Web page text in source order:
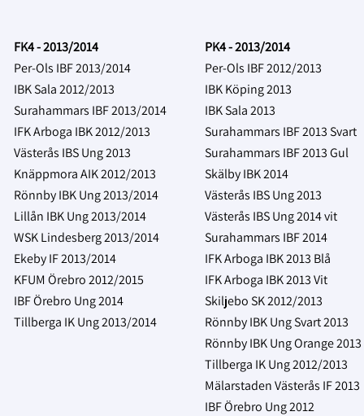
FK4 - 2013/2014
PK4 - 2013/2014
Per-Ols IBF 2013/2014
Per-Ols IBF 2012/2013
IBK Sala 2012/2013
IBK Köping 2013
Surahammars IBF 2013/2014
IBK Sala 2013
IFK Arboga IBK 2012/2013
Surahammars IBF 2013 Svart
Västerås IBS Ung 2013
Surahammars IBF 2013 Gul
Knäppmora AIK 2012/2013
Skälby IBK 2014
Rönnby IBK Ung 2013/2014
Västerås IBS Ung 2013
Lillån IBK Ung 2013/2014
Västerås IBS Ung 2014 vit
WSK Lindesberg 2013/2014
Surahammars IBF 2014
Ekeby IF 2013/2014
IFK Arboga IBK 2013 Blå
KFUM Örebro 2012/2015
IFK Arboga IBK 2013 Vit
IBF Örebro Ung 2014
Skiljebo SK 2012/2013
Tillberga IK Ung 2013/2014
Rönnby IBK Ung Svart 2013
Rönnby IBK Ung Orange 2013
Tillberga IK Ung 2012/2013
Mälarstaden Västerås IF 2013
IBF Örebro Ung 2012